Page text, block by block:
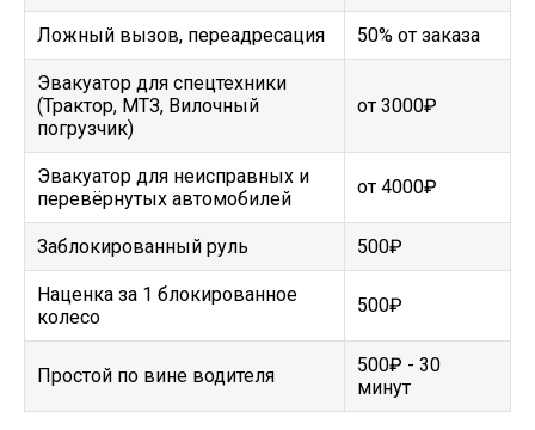
Ложный вызов, переадресация 50% от заказа
Эвакуатор для спецтехники
(Трактор, МТЗ, Вилочный
погрузчик)
от 3000₽
Эвакуатор для неисправных и
перевёрнутых автомобилей
от 4000₽
Заблокированный руль 500₽
Наценка за 1 блокированное
колесо
500₽
Простой по вине водителя
500₽ - 30
минут